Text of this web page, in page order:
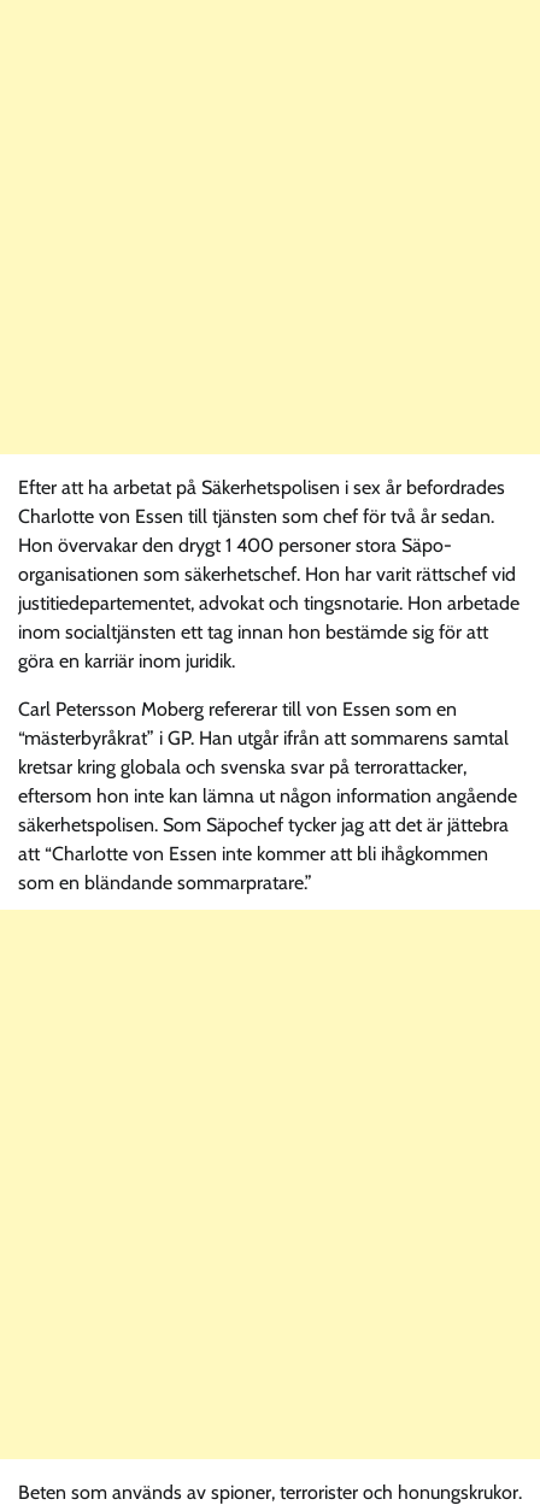
Efter att ha arbetat på Säkerhetspolisen i sex år befordrades
Charlotte von Essen till tjänsten som chef för två år sedan.
Hon övervakar den drygt 1 400 personer stora Säpo-
organisationen som säkerhetschef. Hon har varit rättschef vid
justitiedepartementet, advokat och tingsnotarie. Hon arbetade
inom socialtjänsten ett tag innan hon bestämde sig för att
göra en karriär inom juridik.
Carl Petersson Moberg refererar till von Essen som en
“mästerbyråkrat” i GP. Han utgår ifrån att sommarens samtal
kretsar kring globala och svenska svar på terrorattacker,
eftersom hon inte kan lämna ut någon information angående
säkerhetspolisen. Som Säpochef tycker jag att det är jättebra
att “Charlotte von Essen inte kommer att bli ihågkommen
som en bländande sommarpratare.”
Beten som används av spioner, terrorister och honungskrukor.